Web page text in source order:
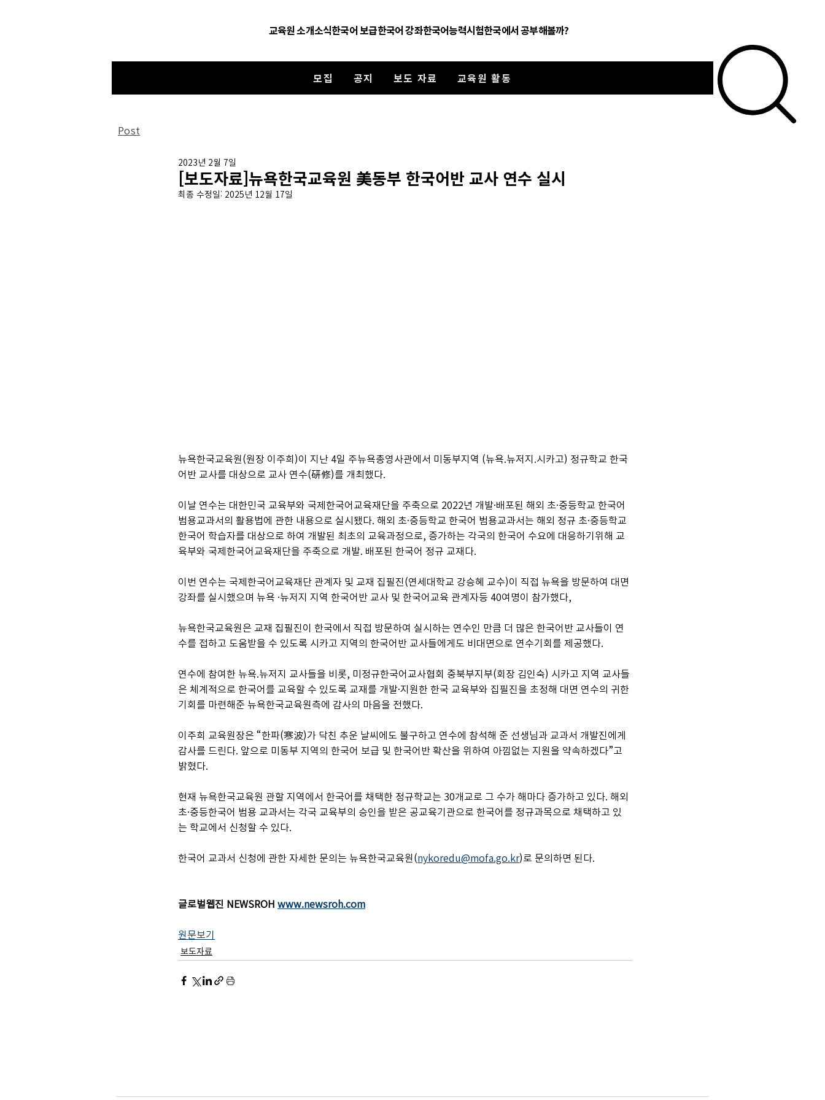
교육원 소개소식한국어 보급한국어 강좌한국어능력시험한국에서 공부해볼까?
모집 공지 보도 자료 교육원 활동
Post
[보도자료]뉴욕한국교육원 美동부 한국어반 교사 연수 실시
2023년 2월 7일
최종 수정일: 2025년 12월 17일
뉴욕한국교육원(원장 이주희)이 지난 4일 주뉴욕총영사관에서 미동부지역 (뉴욕.뉴저지.시카고) 정규학교 한국
어반 교사를 대상으로 교사 연수(硏修)를 개최했다.
이날 연수는 대한민국 교육부와 국제한국어교육재단을 주축으로 2022년 개발·배포된 해외 초·중등학교 한국어
범용교과서의 활용법에 관한 내용으로 실시됐다. 해외 초·중등학교 한국어 범용교과서는 해외 정규 초·중등학교
한국어 학습자를 대상으로 하여 개발된 최초의 교육과정으로, 증가하는 각국의 한국어 수요에 대응하기위해 교
육부와 국제한국어교육재단을 주축으로 개발. 배포된 한국어 정규 교재다.
이번 연수는 국제한국어교육재단 관계자 및 교재 집필진(연세대학교 강승혜 교수)이 직접 뉴욕을 방문하여 대면
강좌를 실시했으며 뉴욕 ·뉴저지 지역 한국어반 교사 및 한국어교육 관계자등 40여명이 참가했다,
뉴욕한국교육원은 교재 집필진이 한국에서 직접 방문하여 실시하는 연수인 만큼 더 많은 한국어반 교사들이 연
수를 접하고 도움받을 수 있도록 시카고 지역의 한국어반 교사들에게도 비대면으로 연수기회를 제공했다.
연수에 참여한 뉴욕.뉴저지 교사들을 비롯, 미정규한국어교사협회 중북부지부(회장 김인숙) 시카고 지역 교사들
은 체계적으로 한국어를 교육할 수 있도록 교재를 개발·지원한 한국 교육부와 집필진을 초정해 대면 연수의 귀한
기회를 마련해준 뉴욕한국교육원측에 감사의 마음을 전했다.
이주희 교육원장은 “한파(寒波)가 닥친 추운 날씨에도 불구하고 연수에 참석해 준 선생님과 교과서 개발진에게
감사를 드린다. 앞으로 미동부 지역의 한국어 보급 및 한국어반 확산을 위하여 아낌없는 지원을 약속하겠다”고
밝혔다.
현재 뉴욕한국교육원 관할 지역에서 한국어를 채택한 정규학교는 30개교로 그 수가 해마다 증가하고 있다. 해외
초·중등한국어 범용 교과서는 각국 교육부의 승인을 받은 공교육기관으로 한국어를 정규과목으로 채택하고 있
는 학교에서 신청할 수 있다.
한국어 교과서 신청에 관한 자세한 문의는 뉴욕한국교육원(nykoredu@mofa.go.kr)로 문의하면 된다.
글로벌웹진 NEWSROH www.newsroh.com
원문보기
보도자료